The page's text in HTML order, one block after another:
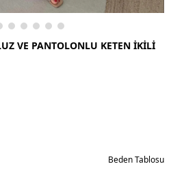
VE PANTOLONLU KETEN İKİLİ
Beden Tablosu